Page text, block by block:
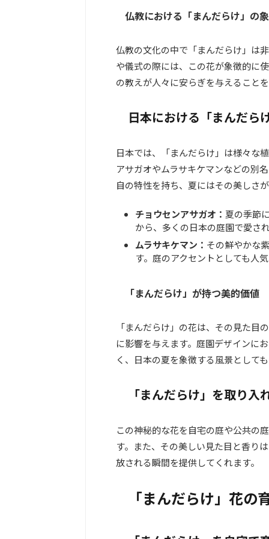
仏教における「まんだらけ」の
仏教の文化の中で「まんだらけ」は
や儀式の際には、この花が象徴的に
の教えが人々に安らぎを与えること
日本における「まんだら
日本では、「まんだらけ」は様々な
アサガオやムラサキケマンなどの別
自の特性を持ち、夏にはその美しさ
チョウセンアサガオ： 夏の季節
から、多くの日本の庭園で愛さ
ムラサキケマン： その鮮やかな
す。庭のアクセントとしても人
「まんだらけ」が持つ美的価値
「まんだらけ」の花は、その見た目
に影響を与えます。庭園デザインに
く、日本の夏を象徴する風景として
「まんだらけ」を取り入
この神秘的な花を自宅の庭や公共の
す。また、その美しい見た目と香り
放される瞬間を提供してくれます。
「まんだらけ」花の